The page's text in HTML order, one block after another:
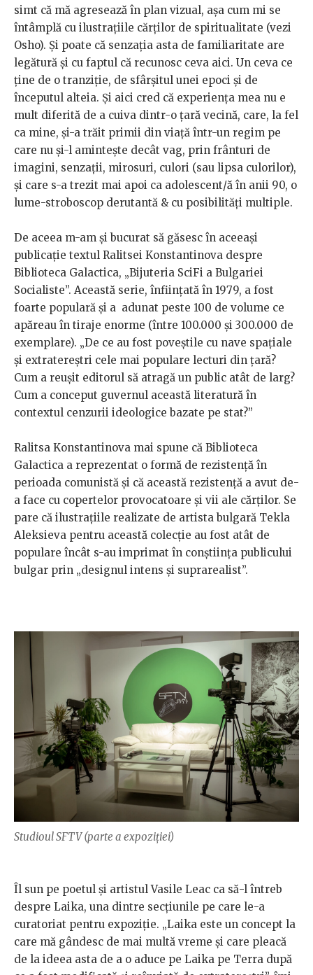
simt că mă agresează în plan vizual, așa cum mi se
întâmplă cu ilustrațiile cărților de spiritualitate (vezi
Osho). Și poate că senzația asta de familiaritate are
legătură și cu faptul că recunosc ceva aici. Un ceva ce
ține de o tranziție, de sfârșitul unei epoci și de
începutul alteia. Și aici cred că experiența mea nu e
mult diferită de a cuiva dintr-o țară vecină, care, la fel
ca mine, și-a trăit primii din viață într-un regim pe
care nu și-l amintește decât vag, prin frânturi de
imagini, senzații, mirosuri, culori (sau lipsa culorilor),
și care s-a trezit mai apoi ca adolescent/ă în anii 90, o
lume-stroboscop derutantă & cu posibilități multiple.
De aceea m-am și bucurat să găsesc în aceeași
publicație textul Ralitsei Konstantinova despre
Biblioteca Galactica, „Bijuteria SciFi a Bulgariei
Socialiste”. Această serie, înființată în 1979, a fost
foarte populară și a adunat peste 100 de volume ce
apăreau în tiraje enorme (între 100.000 și 300.000 de
exemplare). „De ce au fost poveștile cu nave spațiale
și extratereștri cele mai populare lecturi din țară?
Cum a reușit editorul să atragă un public atât de larg?
Cum a conceput guvernul această literatură în
contextul cenzurii ideologice bazate pe stat?”
Ralitsa Konstantinova mai spune că Biblioteca
Galactica a reprezentat o formă de rezistență în
perioada comunistă și că această rezistență a avut de-
a face cu copertelor provocatoare și vii ale cărților. Se
pare că ilustrațiile realizate de artista bulgară Tekla
Aleksieva pentru această colecție au fost atât de
populare încât s-au imprimat în conștiința publicului
bulgar prin „designul intens și suprarealist”.
Studioul SFTV (parte a expoziției)
Îl sun pe poetul și artistul Vasile Leac ca să-l întreb
despre Laika, una dintre secțiunile pe care le-a
curatoriat pentru expoziție. „Laika este un concept la
care mă gândesc de mai multă vreme și care pleacă
de la ideea asta de a o aduce pe Laika pe Terra după